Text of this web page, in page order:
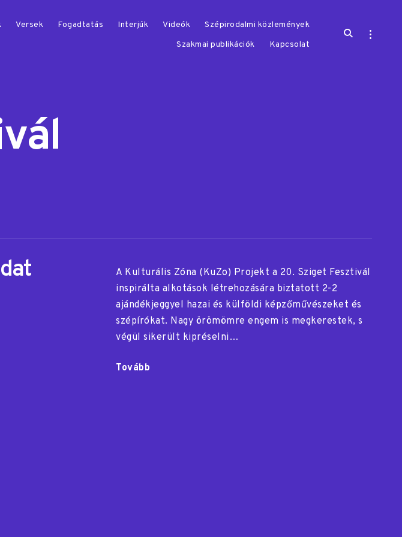
Versek Fogadtatás Interjúk Videók
Szépirodalmi közlemények
Szakmai publikációk
Kapcsolat
open
open
A Kulturális Zóna (KuZo) Projekt a 20. Sziget Fesztivál
inspirálta alkotások létrehozására biztatott 2-2
ajándékjeggyel hazai és külföldi képzőművészeket és
szépírókat. Nagy örömömre engem is megkerestek, s
végül sikerült kipréselni…
Tovább